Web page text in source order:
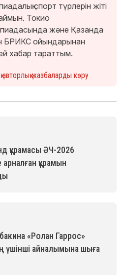
спорт түрлерін жіті
Токио
және Қазанда
БРИКС ойындарынан
хабар тараттым.
авторлық жазбаларды көру
құрамасы ӘЧ-2026
арналған құрамын
«Ролан Гаррос»
үшінші айналымына шыға